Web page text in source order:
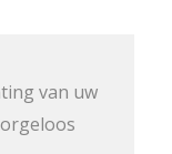
van uw